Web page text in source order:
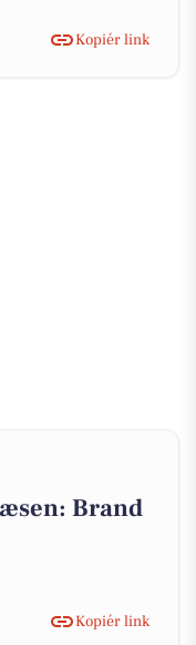
Kopiér link
Brand
Kopiér link